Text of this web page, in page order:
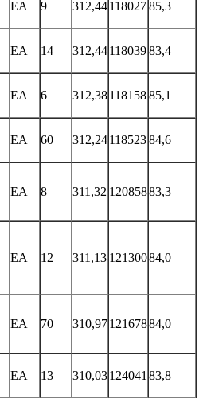
EA 9 312,4411802785,3
EA 14 312,4411803983,4
EA 6 312,3811815885,1
EA 60 312,2411852384,6
EA 8 311,32 12085883,3
EA 12 311,13 12130084,0
EA 70 310,9712167884,0
EA 13 310,0312404183,8